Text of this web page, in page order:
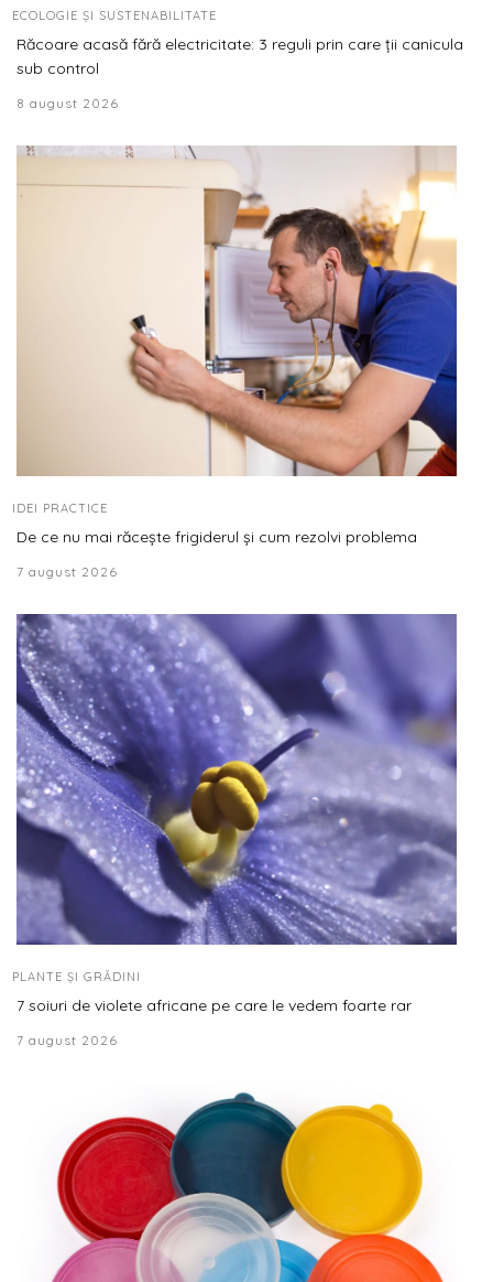
ECOLOGIE ȘI SUSTENABILITATE
Răcoare acasă fără electricitate: 3 reguli prin care ții canicula
sub control
8 august 2026
IDEI PRACTICE
De ce nu mai răcește frigiderul și cum rezolvi problema
7 august 2026
PLANTE ȘI GRĂDINI
7 soiuri de violete africane pe care le vedem foarte rar
7 august 2026